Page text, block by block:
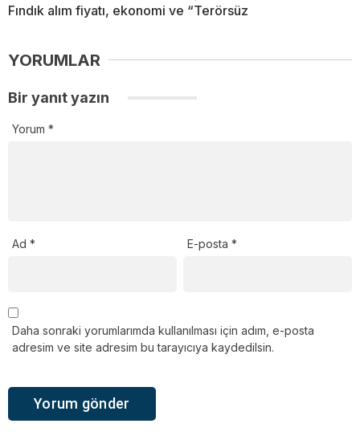
Fındık alım fiyatı, ekonomi ve “Terörsüz
YORUMLAR
Bir yanıt yazın
Yorum *
Ad * E-posta*
Daha sonraki yorumlarımda kullanılması için adım, e-posta
adresim ve site adresim bu tarayıcıya kaydedilsin.